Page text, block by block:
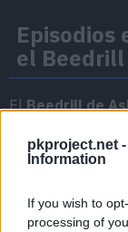
pkproject.net -
Information
If you wish to
processing of
Episodios
el Beedrill
ElBeedrill de
Temporada 4
Episodio 4